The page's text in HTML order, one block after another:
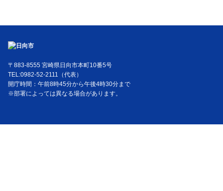
〒883-8555 宮崎県日向市本町10番5号
TEL:0982-52-2111（代表）
開庁時間：午前8時45分から午後4時30分まで
※部署によっては異なる場合があります。